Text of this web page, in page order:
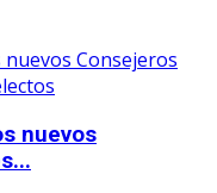
nuevos